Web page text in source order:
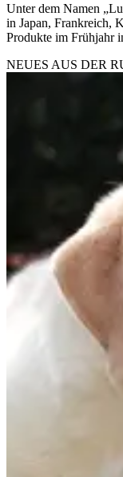
Unter dem Namen
in Japan, Frankreich,
Produkte im Frühjahr
NEUES AUS DER